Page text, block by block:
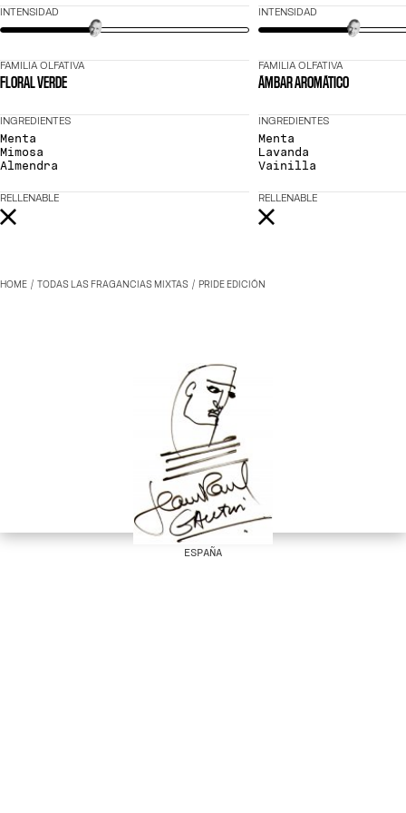
INTENSIDAD
FAMILIA OLFATIVA
FLORAL VERDE
INGREDIENTES
Menta
Mimosa
Almendra
RELLENABLE
INTENSIDAD
FAMILIA OLFATIVA
ÁMBAR AROMÁTICO
INGREDIENTES
Menta
Lavanda
Vainilla
RELLENABLE
HOME TODAS LAS FRAGANCIAS MIXTAS PRIDE EDICIÓN
ESPAÑA